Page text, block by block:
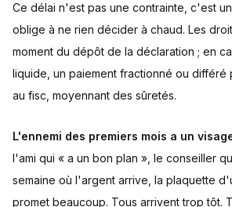
Ce délai n'est pas une contrainte, c'est
oblige à ne rien décider à chaud. Les
moment du dépôt de la déclaration ; en
liquide, un paiement fractionné ou différé
au fisc, moyennant des sûretés.
L'ennemi des premiers mois a un
l'ami qui « a un bon plan », le conseiller
semaine où l'argent arrive, la plaquette
promet beaucoup. Tous arrivent trop tôt.